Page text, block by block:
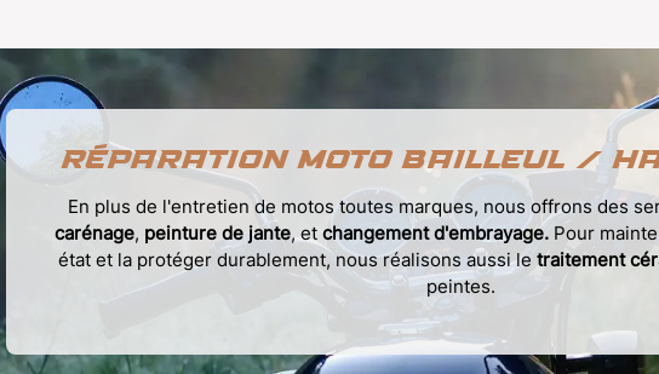
Réparation moto Bailleul /
En plus de l'entretien de motos toutes marques, nous offrons des
carénage, peinture de jante, et changement d'embrayage. Pour
état et la protéger durablement, nous réalisons aussi le traitement
peintes.